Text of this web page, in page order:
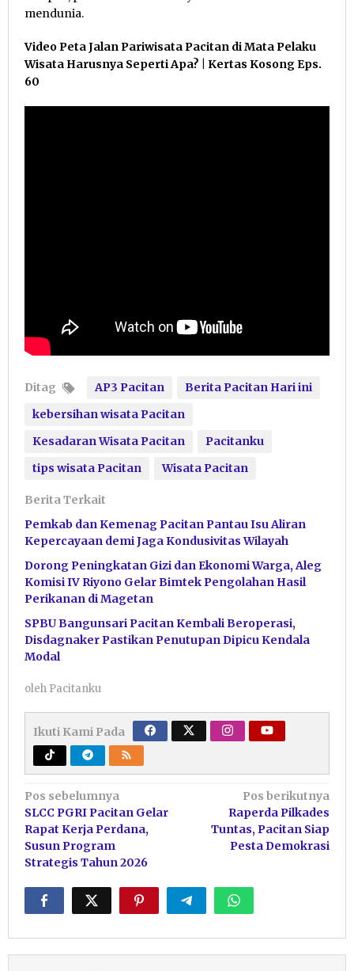
mendunia.
Video Peta Jalan Pariwisata Pacitan di Mata Pelaku
Wisata Harusnya Seperti Apa? | Kertas Kosong Eps.
60
Ditag AP3 Pacitan
Berita Pacitan Hari ini
kebersihan wisata Pacitan
Kesadaran Wisata Pacitan
Pacitanku
tips wisata Pacitan
Wisata Pacitan
Berita Terkait
Pemkab dan Kemenag Pacitan Pantau Isu Aliran
Kepercayaan demi Jaga Kondusivitas Wilayah
Dorong Peningkatan Gizi dan Ekonomi Warga, Aleg
Komisi IV Riyono Gelar Bimtek Pengolahan Hasil
Perikanan di Magetan
SPBU Bangunsari Pacitan Kembali Beroperasi,
Disdagnaker Pastikan Penutupan Dipicu Kendala
Modal
oleh Pacitanku
Ikuti Kami Pada
Navigasi
pos
Pos sebelumnya
SLCC PGRI Pacitan Gelar
Rapat Kerja Perdana,
Susun Program
Strategis Tahun 2026
Pos berikutnya
Raperda Pilkades
Tuntas, Pacitan Siap
Pesta Demokrasi